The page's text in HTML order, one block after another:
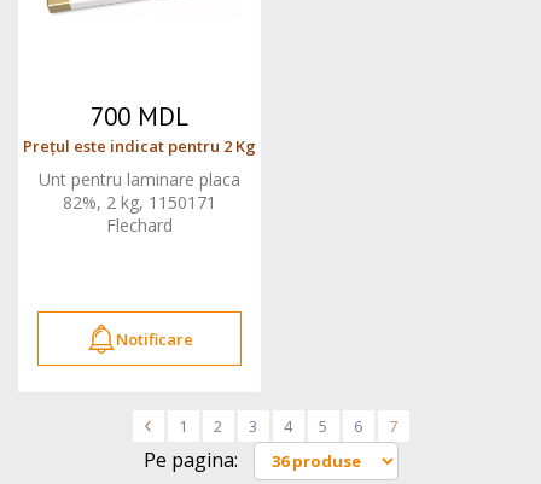
700 MDL
Prețul este indicat pentru 2 Kg
Unt pentru laminare placa
82%, 2 kg, 1150171
Flechard
Notificare
< 1 2 3 4 5 6 7
Pe pagina: